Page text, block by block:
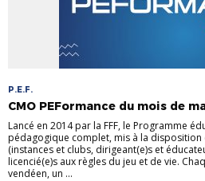
P.E.F.
CMO PEFormance du mois de
Lancé en 2014 par la FFF, le Programme
pédagogique complet, mis à la
(instances et clubs, dirigeant(e)s et
licencié(e)s aux règles du jeu et de vie.
vendéen, un ...